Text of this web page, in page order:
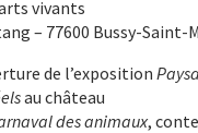
vivants
– 77600 Bussy-Saint-
de l’exposition
au château
des animaux,